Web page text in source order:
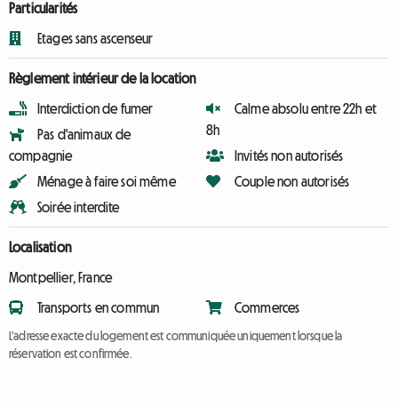
Particularités
Etages sans ascenseur
Règlement intérieur de la location
Interdiction de fumer
Pas d'animaux de
compagnie
Ménage à faire soi même
Soirée interdite
Calme absolu entre 22h et
8h
Invités non autorisés
Couple non autorisés
Localisation
Montpellier, France
Transports en commun Commerces
L'adresse exacte du logement est communiquée uniquement lorsque la
réservation est confirmée.